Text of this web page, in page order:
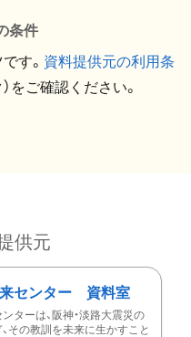
条件
す。 資料提供元の利用条
をご確認ください。
供元
センター 資料室
ターは、阪神・淡路大震災の
その教訓を未来に生かすこと